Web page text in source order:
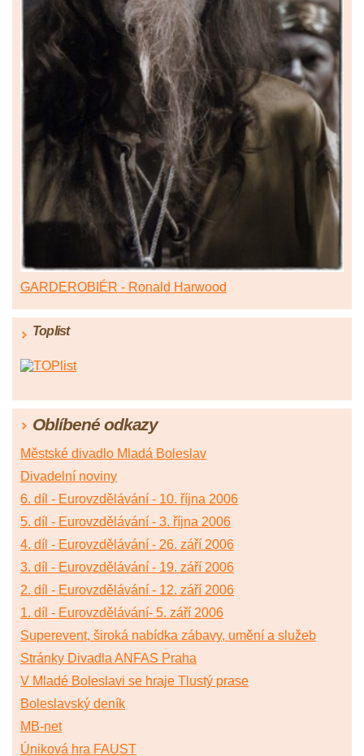
GARDEROBIÉR - Ronald Harwood
Toplist
Oblíbené odkazy
Městské divadlo Mladá Boleslav
Divadelní noviny
6. díl - Eurovzdělávání - 10. října 2006
5. díl - Eurovzdělávání - 3. října 2006
4. díl - Eurovzdělávání - 26. září 2006
3. díl - Eurovzdělávání - 19. září 2006
2. díl - Eurovzdělávání - 12. září 2006
1. díl - Eurovzdělávání- 5. září 2006
Superevent, široká nabídka zábavy, umění a služeb
Stránky Divadla ANFAS Praha
V Mladé Boleslavi se hraje Tlustý prase
Boleslavský deník
MB-net
Úniková hra FAUST